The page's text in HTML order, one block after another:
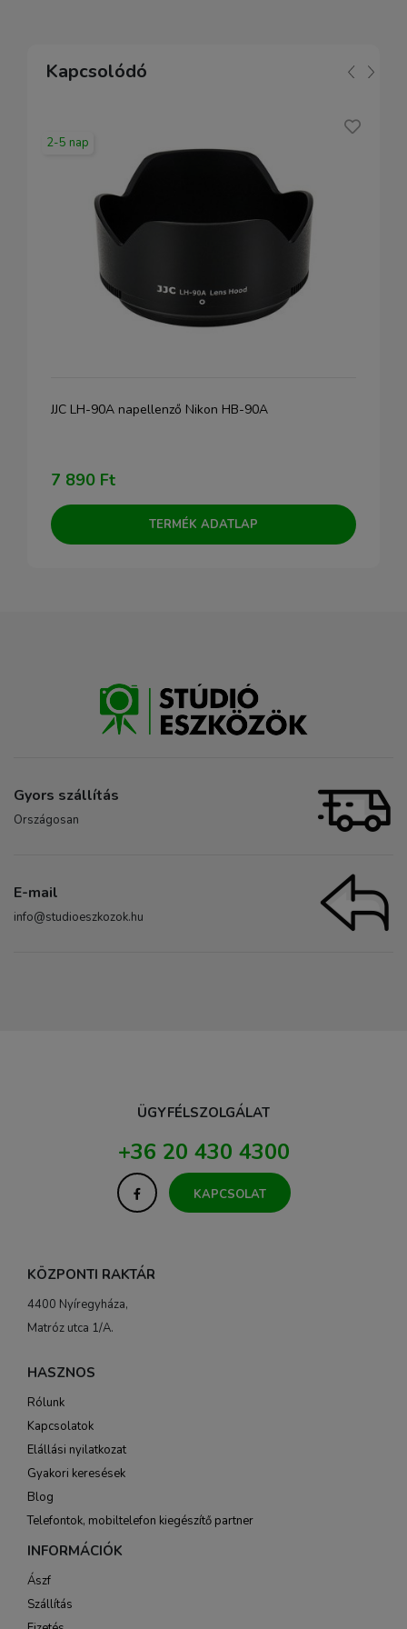
Kapcsolódó
2-5 nap
JJC LH-90A napellenző Nikon HB-90A
7 890 Ft
TERMÉK ADATLAP
Gyors szállítás
Országosan
E-mail
info@studioeszkozok.hu
ÜGYFÉLSZOLGÁLAT
+36 20 430 4300
KAPCSOLAT
KÖZPONTI RAKTÁR
4400 Nyíregyháza,
Matróz utca 1/A.
HASZNOS
Rólunk
Kapcsolatok
Elállási nyilatkozat
Gyakori keresések
Blog
Telefontok, mobiltelefon kiegészítő partner
INFORMÁCIÓK
Ászf
Szállítás